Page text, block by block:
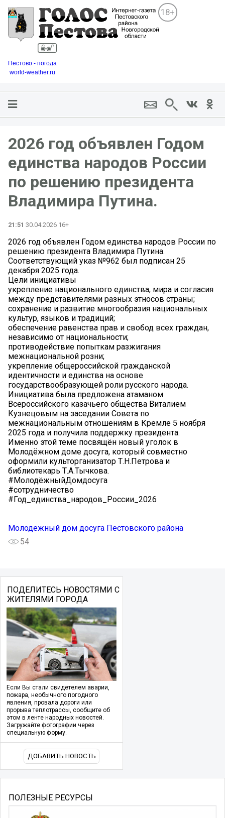
18+
Пестово - погода
world-weather.ru
2026 год объявлен Годом
единства народов России
по решению президента
Владимира Путина.
21:51 30.04.2026 16+
2026 год объявлен Годом единства народов России по
решению президента Владимира Путина.
Соответствующий указ №962 был подписан 25
декабря 2025 года.
Цели инициативы
укрепление национального единства, мира и согласия
между представителями разных этносов страны;
сохранение и развитие многообразия национальных
культур, языков и традиций;
обеспечение равенства прав и свобод всех граждан,
независимо от национальности;
противодействие попыткам разжигания
межнациональной розни;
укрепление общероссийской гражданской
идентичности и единства на основе
государствообразующей роли русского народа.
Инициатива была предложена атаманом
Всероссийского казачьего общества Виталием
Кузнецовым на заседании Совета по
межнациональным отношениям в Кремле 5 ноября
2025 года и получила поддержку президента.
Именно этой теме посвящён новый уголок в
Молодёжном доме досуга, который совместно
оформили культорганизатор Т.Н.Петрова и
библиотекарь Т.А.Тычкова.
#МолодёжныйДомдосуга
#сотрудничество
#Год_единства_народов_России_2026
Молодежный дом досуга Пестовского района
54
ПОДЕЛИТЕСЬ НОВОСТЯМИ С
ЖИТЕЛЯМИ ГОРОДА
Если Вы стали свидетелем аварии,
пожара, необычного погодного
явления, провала дороги или
прорыва теплотрассы, сообщите об
этом в ленте народных новостей.
Загружайте фотографии через
специальную форму.
ДОБАВИТЬ НОВОСТЬ
ПОЛЕЗНЫЕ РЕСУРСЫ